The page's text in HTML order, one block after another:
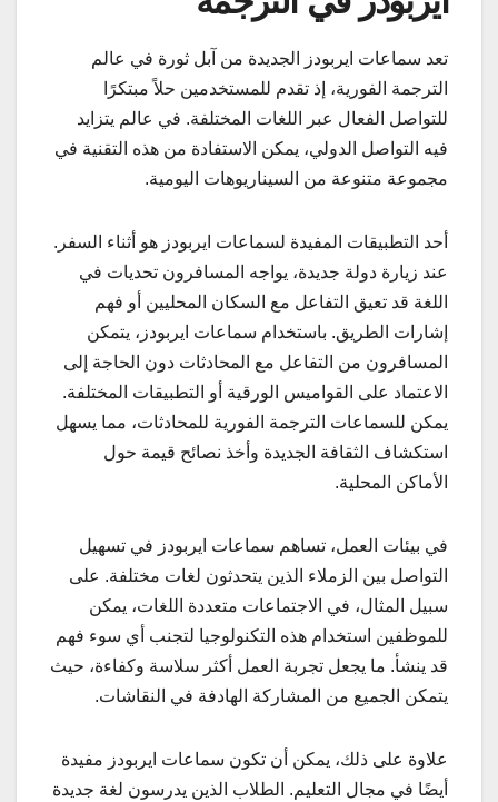
تعد سماعات ايربودز الجديدة من آبل ثورة في عالم
الترجمة الفورية، إذ تقدم للمستخدمين حلاً مبتكرًا
للتواصل الفعال عبر اللغات المختلفة. في عالم يتزايد
فيه التواصل الدولي، يمكن الاستفادة من هذه التقنية في
مجموعة متنوعة من السيناريوهات اليومية.
أحد التطبيقات المفيدة لسماعات ايربودز هو أثناء السفر.
عند زيارة دولة جديدة، يواجه المسافرون تحديات في
اللغة قد تعيق التفاعل مع السكان المحليين أو فهم
إشارات الطريق. باستخدام سماعات ايربودز، يتمكن
المسافرون من التفاعل مع المحادثات دون الحاجة إلى
الاعتماد على القواميس الورقية أو التطبيقات المختلفة.
يمكن للسماعات الترجمة الفورية للمحادثات، مما يسهل
استكشاف الثقافة الجديدة وأخذ نصائح قيمة حول
الأماكن المحلية.
في بيئات العمل، تساهم سماعات ايربودز في تسهيل
التواصل بين الزملاء الذين يتحدثون لغات مختلفة. على
سبيل المثال، في الاجتماعات متعددة اللغات، يمكن
للموظفين استخدام هذه التكنولوجيا لتجنب أي سوء فهم
قد ينشأ. ما يجعل تجربة العمل أكثر سلاسة وكفاءة، حيث
يتمكن الجميع من المشاركة الهادفة في النقاشات.
علاوة على ذلك، يمكن أن تكون سماعات ايربودز مفيدة
أيضًا في مجال التعليم. الطلاب الذين يدرسون لغة جديدة